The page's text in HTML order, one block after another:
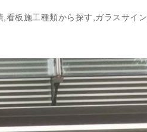
看板施工種類から探す ガラスサイン